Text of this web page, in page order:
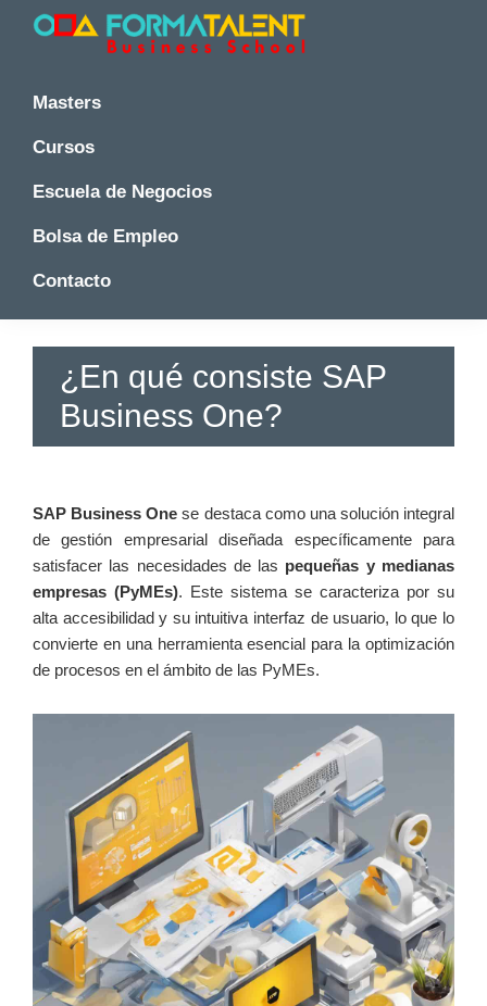
Saltar
Saltar
Saltar
principal
y
Master
en
Madrid
Formatalent
y
en
-
Formatalent
Masters
Cursos
Escuela de Negocios
Bolsa de Empleo
Contacto
¿En qué consiste SAP
Business One?
SAP Business One se destaca como una solución integral
de gestión empresarial diseñada específicamente para
satisfacer las necesidades de las pequeñas y medianas
empresas (PyMEs). Este sistema se caracteriza por su
alta accesibilidad y su intuitiva interfaz de usuario, lo que lo
convierte en una herramienta esencial para la optimización
de procesos en el ámbito de las PyMEs.